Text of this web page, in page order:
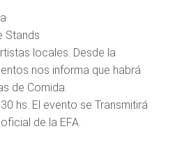
Stands
locales. Desde la
nos informa que habrá
de Comida.
hs. El evento se Transmitirá
de la EFA.